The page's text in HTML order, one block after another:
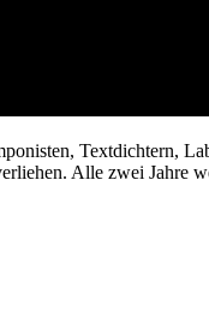
Textdichtern,
Alle zwei Jahre